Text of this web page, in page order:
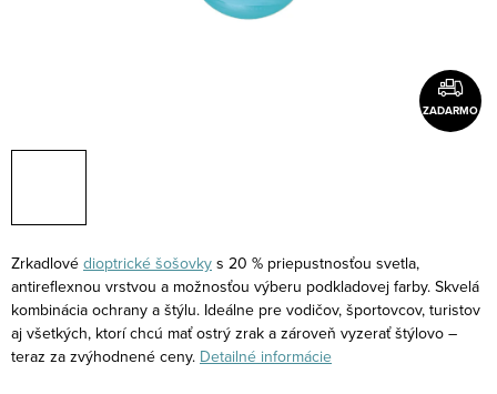
ZADARMO
Zrkadlové dioptrické šošovky s 20 % priepustnosťou svetla,
antireflexnou vrstvou a možnosťou výberu podkladovej farby. Skvelá
kombinácia ochrany a štýlu. Ideálne pre vodičov, športovcov, turistov
aj všetkých, ktorí chcú mať ostrý zrak a zároveň vyzerať štýlovo –
teraz za zvýhodnené ceny. Detailné informácie